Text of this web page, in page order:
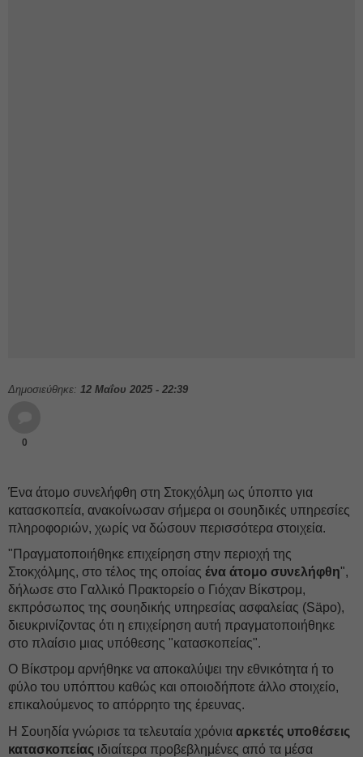
Δημοσιεύθηκε: 12 Μαΐου 2025 - 22:39
0
Ένα άτομο συνελήφθη στη Στοκχόλμη ως ύποπτο για
κατασκοπεία, ανακοίνωσαν σήμερα οι σουηδικές υπηρεσίες
πληροφοριών, χωρίς να δώσουν περισσότερα στοιχεία.
"Πραγματοποιήθηκε επιχείρηση στην περιοχή της
Στοκχόλμης, στο τέλος της οποίας ένα άτομο συνελήφθη",
δήλωσε στο Γαλλικό Πρακτορείο ο Γιόχαν Βίκστρομ,
εκπρόσωπος της σουηδικής υπηρεσίας ασφαλείας (Säpo),
διευκρινίζοντας ότι η επιχείρηση αυτή πραγματοποιήθηκε
στο πλαίσιο μιας υπόθεσης "κατασκοπείας".
Ο Βίκστρομ αρνήθηκε να αποκαλύψει την εθνικότητα ή το
φύλο του υπόπτου καθώς και οποιοδήποτε άλλο στοιχείο,
επικαλούμενος το απόρρητο της έρευνας.
Η Σουηδία γνώρισε τα τελευταία χρόνια αρκετές υποθέσεις
κατασκοπείας ιδιαίτερα προβεβλημένες από τα μέσα